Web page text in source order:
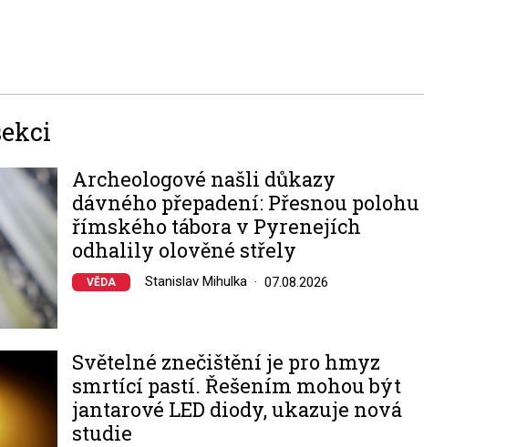
Archeologové našli důkazy
dávného přepadení: Přesnou polohu
římského tábora v Pyrenejích
odhalily olověné střely
VĚDA Stanislav Mihulka 07.08.2026
Světelné znečištění je pro hmyz
smrtící pastí. Řešením mohou být
jantarové LED diody, ukazuje nová
studie